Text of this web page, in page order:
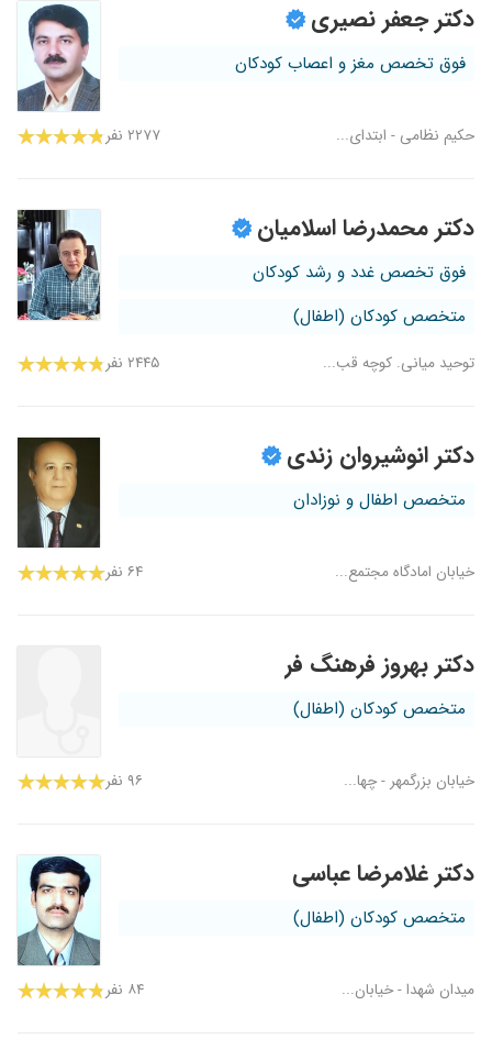
دکتر جعفر نصیری
فوق تخصص مغز و اعصاب کودکان
حکیم نظامی - ابتدای... ۲۲۷۷ نفر
دکتر محمدرضا اسلامیان
فوق تخصص غدد و رشد کودکان
متخصص کودکان (اطفال)
توحید میانی. کوچه قب... ۲۴۴۵ نفر
دکتر انوشیروان زندی
متخصص اطفال و نوزادان
خیابان امادگاه مجتمع... ۶۴ نفر
دکتر بهروز فرهنگ فر
متخصص کودکان (اطفال)
خیابان بزرگمهر - چها... ۹۶ نفر
دکتر غلامرضا عباسی
متخصص کودکان (اطفال)
میدان شهدا - خیابان... ۸۴ نفر